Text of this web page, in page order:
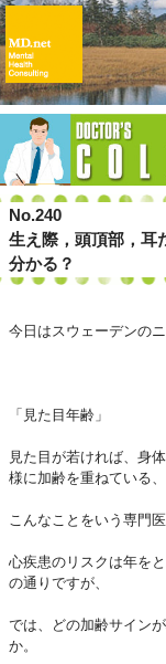
No.240
生え際，頭頂部，耳
分かる？
今日はスウェーデンの
「見た目年齢」
見た目が若ければ、身
様に加齢を重ねている、
こんなことをいう専門
心疾患のリスクは年を
の通りですが、
では、どの加齢サイン
か。